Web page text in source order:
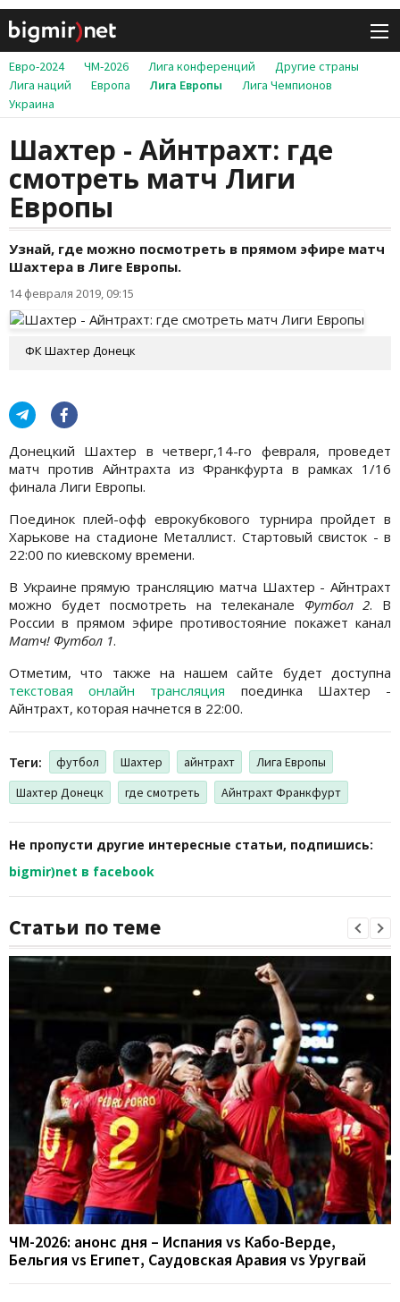
Евро-2024 ЧМ-2026 Лига конференций
Другие страны
Лига наций
Европа Лига Европы
Лига Чемпионов
Украина
Шахтер - Айнтрахт: где
смотреть матч Лиги
Европы
Узнай, где можно посмотреть в прямом эфире матч
Шахтера в Лиге Европы.
14 февраля 2019, 09:15
ФК Шахтер Донецк
Донецкий Шахтер в четверг,14-го февраля, проведет
матч против Айнтрахта из Франкфурта в рамках 1/16
финала Лиги Европы.
Поединок плей-офф еврокубкового турнира пройдет в
Харькове на стадионе Металлист. Стартовый свисток - в
22:00 по киевскому времени.
В Украине прямую трансляцию матча Шахтер - Айнтрахт
можно будет посмотреть на телеканале Футбол 2. В
России в прямом эфире противостояние покажет канал
Матч! Футбол 1.
Отметим, что также на нашем сайте будет доступна
текстовая онлайн трансляция поединка Шахтер -
Айнтрахт, которая начнется в 22:00.
Теги: футбол Шахтер айнтрахт
Лига Европы
Шахтер Донецк
где смотреть Айнтрахт Франкфурт
Не пропусти другие интересные статьи, подпишись:
bigmir)net в facebook
Статьи по теме
ЧМ-2026: анонс дня – Испания vs Кабо-Верде,
Бельгия vs Египет, Саудовская Аравия vs Уругвай